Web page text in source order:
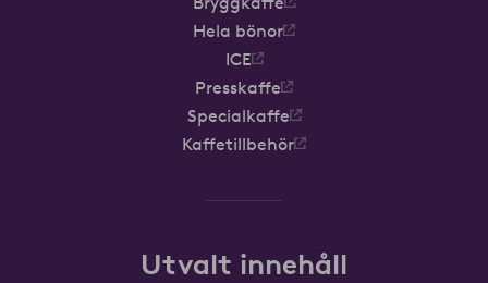
Hela bönor
ICE
Presskaffe
Specialkaffe
Kaffetillbehör
Utvalt innehåll